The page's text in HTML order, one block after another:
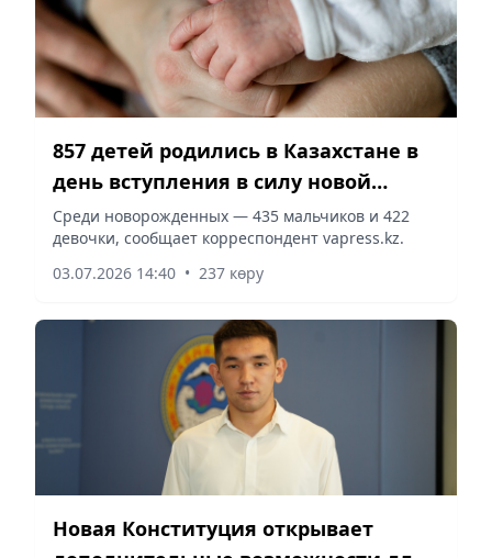
857 детей родились в Казахстане в
день вступления в силу новой
Конституции
Среди новорожденных — 435 мальчиков и 422
девочки, сообщает корреспондент vapress.kz.
03.07.2026 14:40 • 237 көру
Новая Конституция открывает